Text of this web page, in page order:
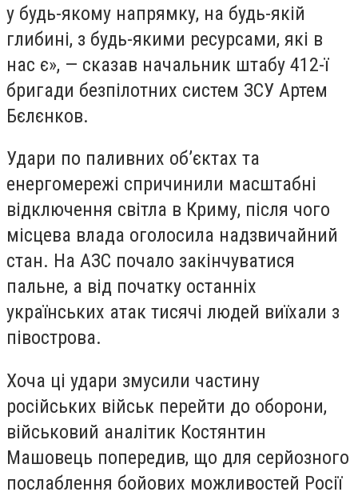
у будь-якому напрямку, на будь-якій
глибині, з будь-якими ресурсами, які в
нас є», — сказав начальник штабу 412-ї
бригади безпілотних систем ЗСУ Артем
Бєлєнков.
Удари по паливних об’єктах та
енергомережі спричинили масштабні
відключення світла в Криму, після чого
місцева влада оголосила надзвичайний
стан. На АЗС почало закінчуватися
пальне, а від початку останніх
українських атак тисячі людей виїхали з
півострова.
Хоча ці удари змусили частину
російських військ перейти до оборони,
військовий аналітик Костянтин
Машовець попередив, що для серйозного
послаблення бойових можливостей Росії